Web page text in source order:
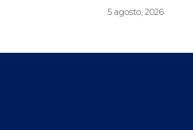
5 agosto, 2026